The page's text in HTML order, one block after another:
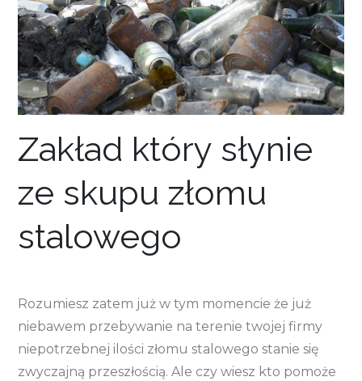
Zakład który słynie
ze skupu złomu
stalowego
Rozumiesz zatem już w tym momencie że już
niebawem przebywanie na terenie twojej firmy
niepotrzebnej ilości złomu stalowego stanie się
zwyczajną przeszłością. Ale czy wiesz kto pomoże